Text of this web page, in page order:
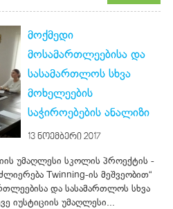
მოქმედი
მოსამართლეებისა და
სასამართლოს სხვა
მოხელეების
საჭიროებების ანალიზი
13 ᲜᲝᲔᲛᲑᲔᲠᲘ 2017
უმაღლესი სკოლის პროექტის -
Twinning-ის მეშვეობით“
და სასამართლოს სხვა
იუსტიციის უმაღლესი...